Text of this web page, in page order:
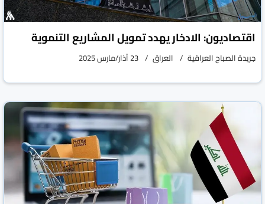
اقتصاديون: الادخار يهدد تمويل المشاريع التنموية
جريدة الصباح العراقية العراق 23 آذار/مارس 2025